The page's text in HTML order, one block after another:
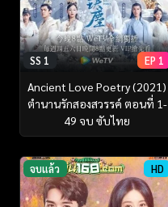
SS 1 EP 1
Ancient Love Poetry (2021)
ตำนานรักสองสวรรค์ ตอนที่ 1-
49 จบ ซับไทย
จบแล้ว HD